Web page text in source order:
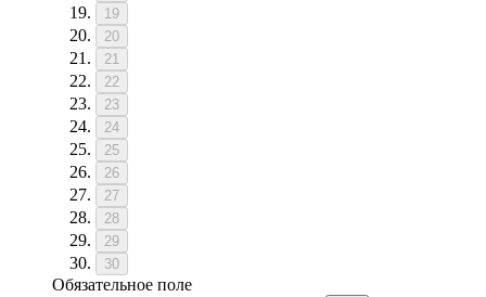
19
20
21
22
23
24
25
26
27
28
29
30
Обязательное поле